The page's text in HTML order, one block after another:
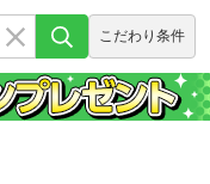
こだわり条件